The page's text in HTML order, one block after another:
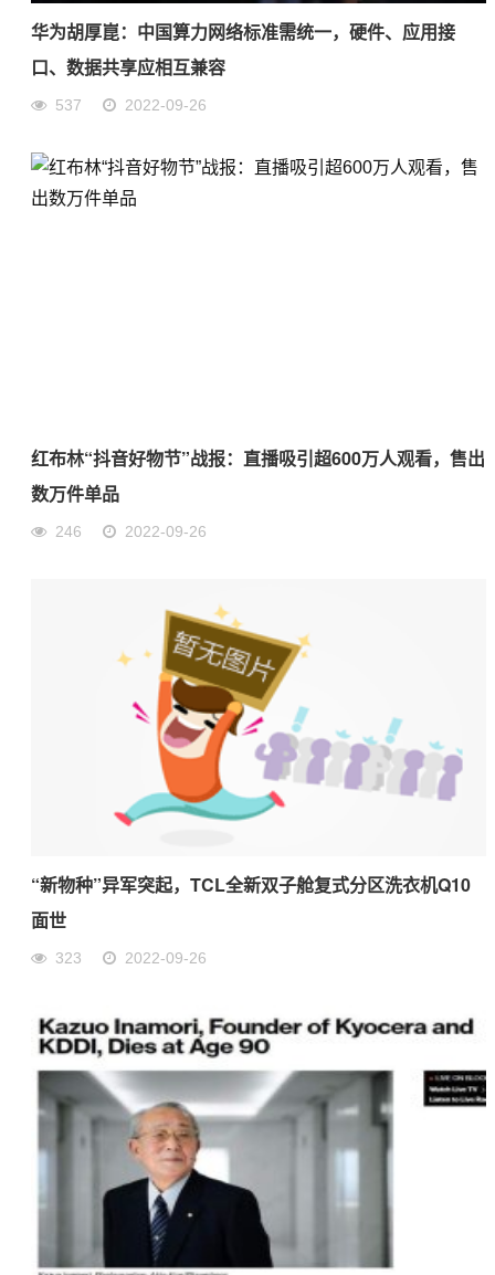
华为胡厚崑：中国算力网络标准需统一，硬件、应用接
口、数据共享应相互兼容
537 2022-09-26
红布林“抖音好物节”战报：直播吸引超600万人观看，售出
数万件单品
246 2022-09-26
“新物种”异军突起，TCL全新双子舱复式分区洗衣机Q10
面世
323 2022-09-26